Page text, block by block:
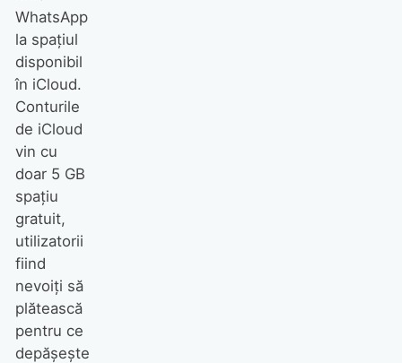
WhatsApp
la spațiul
disponibil
în iCloud.
Conturile
de iCloud
vin cu
doar 5 GB
spațiu
gratuit,
utilizatorii
fiind
nevoiți să
plătească
pentru ce
depășește